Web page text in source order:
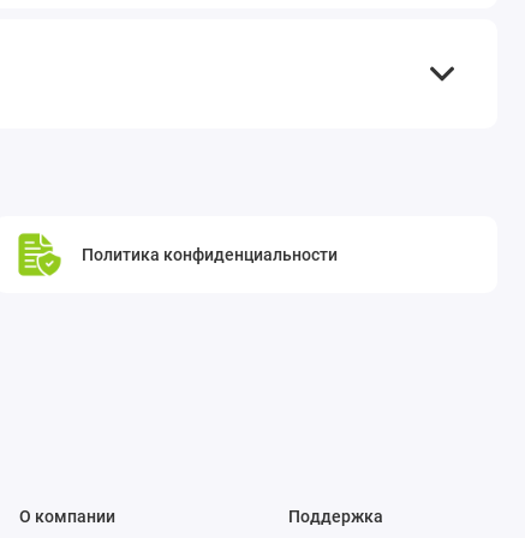
Политика конфиденциальности
О компании Поддержка